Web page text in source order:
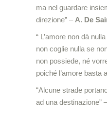
ma nel guardare
direzione” – A. De
“ L’amore non dà
non coglie nulla se
non possiede, né
poiché l’amore basta
“Alcune strade
ad una destinazione”